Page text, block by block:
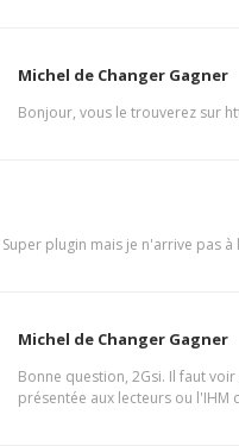
Michel de Changer Gagner
Bonjour, vous le trouverez sur
plugin mais je n'arrive pas
Michel de Changer Gagner
Bonne question, 2Gsi. Il faut
présentée aux lecteurs ou l'IHM